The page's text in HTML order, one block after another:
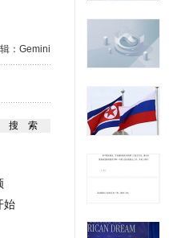
：Gemini
始